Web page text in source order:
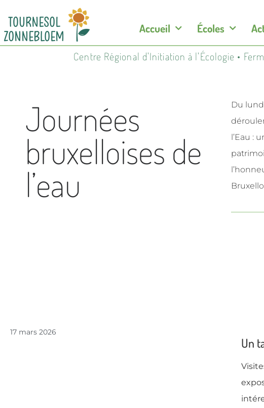
Accueil Écoles
Centre Régional d'Initiation à l'Écologie •
Journées
bruxelloises de
l’eau
Du
l’Eau :
17 mars 2026
Un